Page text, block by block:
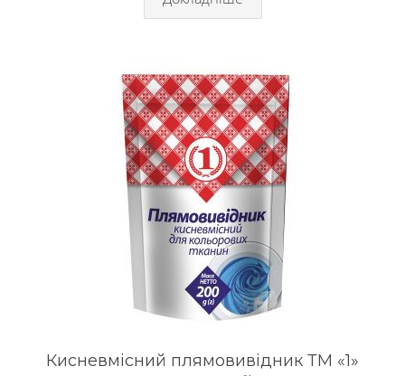
Кисневмісний плямовивідник ТМ «1»